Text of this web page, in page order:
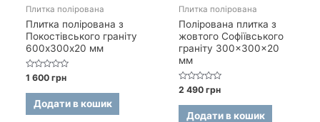
Плитка полірована
Плитка полірована з
Покостівського граніту
600х300х20 мм
Оцінено
в
0
1 600грн
Додати в кошик
Плитка полірована
Полірована плитка з
жовтого Софіївського
граніту 300×300×20
мм
Оцінено
в
0
2 490грн
Додати в кошик